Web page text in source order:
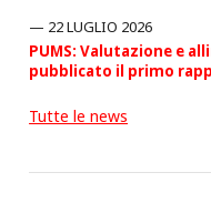
22 LUGLIO 2026
PUMS: Valutazione e
pubblicato il primo
Tutte le news